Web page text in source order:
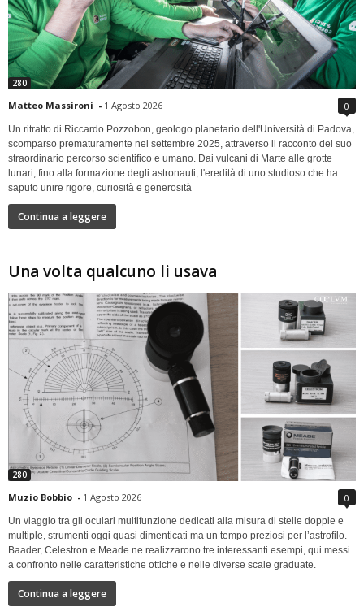
280
Matteo Massironi - 1 Agosto 2026 0
Un ritratto di Riccardo Pozzobon, geologo planetario dell'Università di Padova,
scomparso prematuramente nel settembre 2025, attraverso il racconto del suo
straordinario percorso scientifico e umano. Dai vulcani di Marte alle grotte
lunari, fino alla formazione degli astronauti, l'eredità di uno studioso che ha
saputo unire rigore, curiosità e generosità
Continua a leggere
Una volta qualcuno li usava
280
Muzio Bobbio - 1 Agosto 2026 0
Un viaggio tra gli oculari multifunzione dedicati alla misura di stelle doppie e
multiple, strumenti oggi quasi dimenticati ma un tempo preziosi per l’astrofilo.
Baader, Celestron e Meade ne realizzarono tre interessanti esempi, qui messi
a confronto nelle caratteristiche ottiche e nelle diverse scale graduate.
Continua a leggere